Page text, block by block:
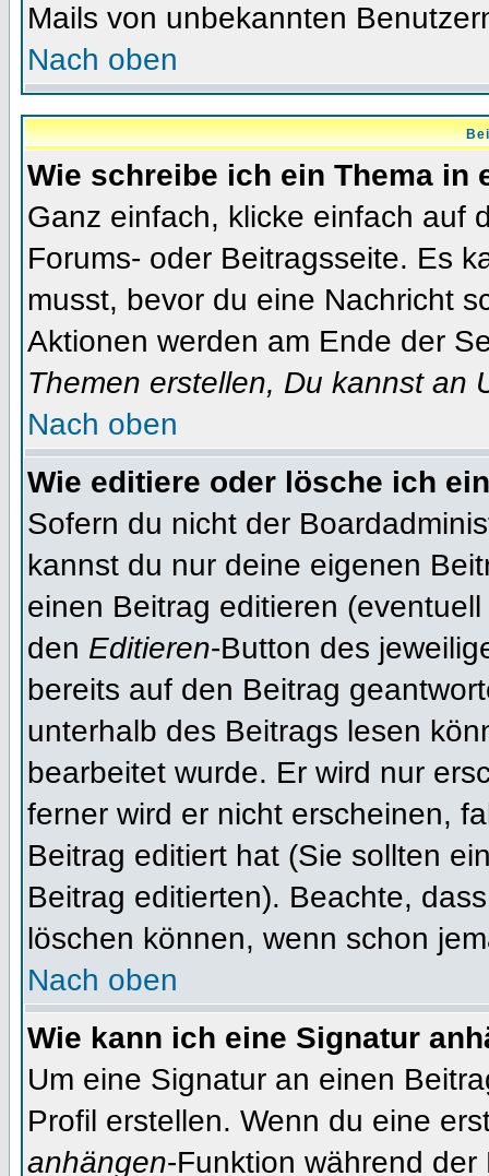
Mails von unbekannten
Nach oben
Wie schreibe ich ein Thema in
Ganz einfach, klicke einfach auf
Forums- oder Beitragsseite. Es
musst, bevor du eine Nachricht
Aktionen werden am Ende der
Themen erstellen, Du kannst an
Nach oben
Wie editiere oder lösche ich
Sofern du nicht der
kannst du nur deine eigenen
einen Beitrag editieren
den Editieren-Button des
bereits auf den Beitrag
unterhalb des Beitrags lesen
bearbeitet wurde. Er wird nur
ferner wird er nicht erscheinen,
Beitrag editiert hat (Sie sollten
Beitrag editierten). Beachte,
löschen können, wenn schon
Nach oben
Wie kann ich eine Signatur
Um eine Signatur an einen
Profil erstellen. Wenn du eine
anhängen-Funktion während